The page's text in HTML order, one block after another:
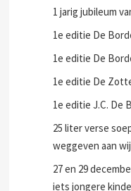
1 jarig jubileum
1e editie De
1e editie De
1e editie De
1e editie J.C. De
25 liter verse
weggeven aan
27 en 29
iets jongere